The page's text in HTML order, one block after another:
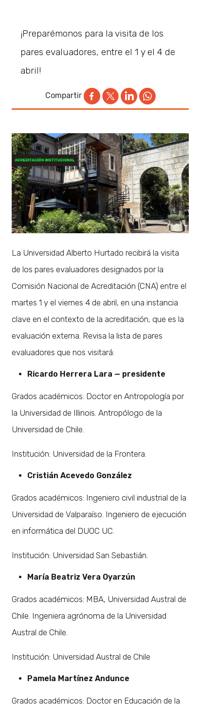
¡Preparémonos para la visita de los
pares evaluadores, entre el 1 y el 4 de
abril!
Compartir
La Universidad Alberto Hurtado recibirá la visita
de los pares evaluadores designados por la
Comisión Nacional de Acreditación (CNA) entre el
martes 1 y el viernes 4 de abril, en una instancia
clave en el contexto de la acreditación, que es la
evaluación externa. Revisa la lista de pares
evaluadores que nos visitará:
Ricardo Herrera Lara — presidente
Grados académicos: Doctor en Antropología por
la Universidad de Illinois. Antropólogo de la
Universidad de Chile.
Institución: Universidad de la Frontera.
Cristián Acevedo González
Grados académicos: Ingeniero civil industrial de la
Universidad de Valparaíso. Ingeniero de ejecución
en informática del DUOC UC.
Institución: Universidad San Sebastián.
María Beatriz Vera Oyarzún
Grados académicos: MBA, Universidad Austral de
Chile. Ingeniera agrónoma de la Universidad
Austral de Chile.
Institución: Universidad Austral de Chile
Pamela Martínez Andunce
Grados académicos: Doctor en Educación de la